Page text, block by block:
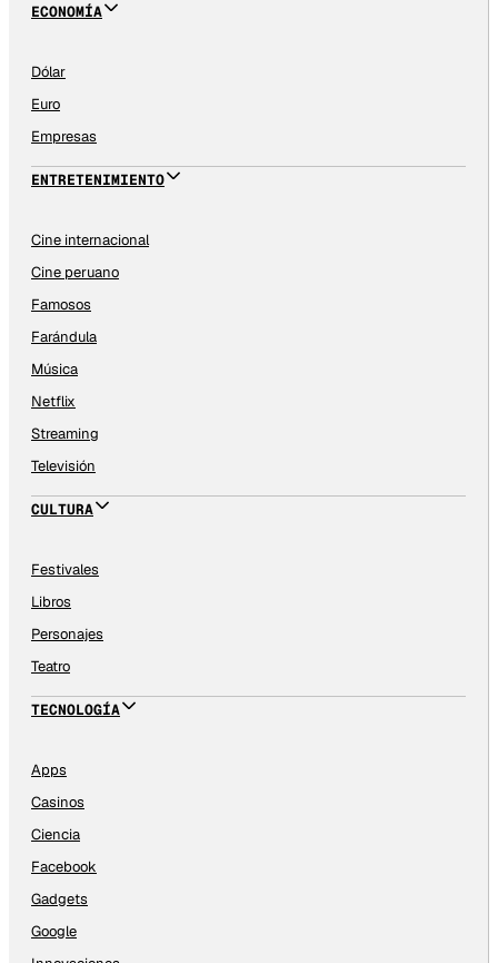
ECONOMÍA
Dólar
Euro
Empresas
ENTRETENIMIENTO
Cine internacional
Cine peruano
Famosos
Farándula
Música
Netflix
Streaming
Televisión
CULTURA
Festivales
Libros
Personajes
Teatro
TECNOLOGÍA
Apps
Casinos
Ciencia
Facebook
Gadgets
Google